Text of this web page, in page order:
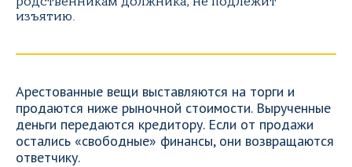
изъятию.
Арестованные вещи выставляются на торги и
продаются ниже рыночной стоимости. Вырученные
деньги передаются кредитору. Если от продажи
остались «свободные» финансы, они возвращаются
ответчику.